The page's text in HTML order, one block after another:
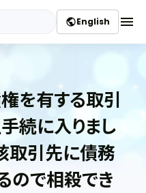
publicEnglish menu
を有する取引
続に入りまし
取引先に債務
ので相殺でき